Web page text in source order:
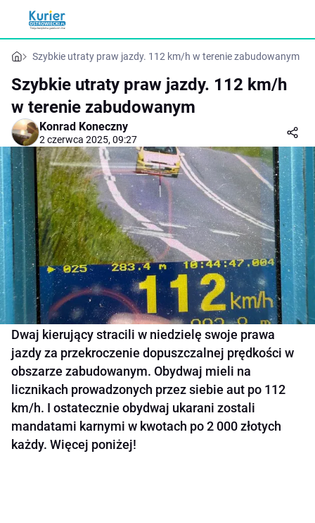
Szybkie utraty praw jazdy. 112 km/h w terenie zabudowanym
Szybkie utraty praw jazdy. 112 km/h
w terenie zabudowanym
Konrad Koneczny
2 czerwca 2025, 09:27
Dwaj kierujący stracili w niedzielę swoje prawa
jazdy za przekroczenie dopuszczalnej prędkości w
obszarze zabudowanym. Obydwaj mieli na
licznikach prowadzonych przez siebie aut po 112
km/h. I ostatecznie obydwaj ukarani zostali
mandatami karnymi w kwotach po 2 000 złotych
każdy. Więcej poniżej!